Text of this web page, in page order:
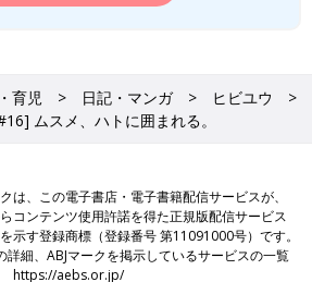
育児 日記・マンガ
ヒビユウ
ムスメ、ハトに囲まれる。
は、この電子書店・電子書籍配信サービスが、
コンテンツ使用許諾を得た正規版配信サービス
示す登録商標（登録番号 第11091000号）です。
詳細、ABJマークを掲示しているサービスの一覧
→https://aebs.or.jp/